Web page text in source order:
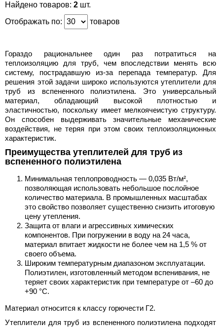
Найдено товаров: 2 шт.
Отображать по:
товаров
Гораздо рациональнее один раз потратиться на
теплоизоляцию для труб, чем впоследствии менять всю
систему, пострадавшую из-за перепада температур. Для
решения этой задачи широко используются утеплители для
труб из вспененного полиэтилена. Это универсальный
материал, обладающий высокой плотностью и
эластичностью, поскольку имеет мелкоячеистую структуру.
Он способен выдерживать значительные механические
воздействия, не теряя при этом своих теплоизоляционных
характеристик.
Преимущества утеплителей для труб из
вспененного полиэтилена
Минимальная теплопроводность — 0,035 Вт/м²,
позволяющая использовать небольшое послойное
количество материала. В промышленных масштабах
это свойство позволяет существенно снизить итоговую
цену утепления.
Защита от влаги и агрессивных химических
компонентов. При погружении в воду на 24 часа,
материал впитает жидкости не более чем на 1,5 % от
своего объема.
Широким температурным диапазоном эксплуатации.
Полиэтилен, изготовленный методом вспенивания, не
теряет своих характеристик при температуре от –60 до
+90 °С.
Материал относится к классу горючести Г2.
Утеплители для труб из вспененного полиэтилена подходят